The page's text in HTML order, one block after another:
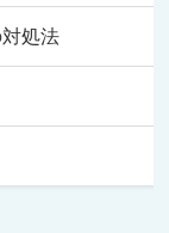
処法